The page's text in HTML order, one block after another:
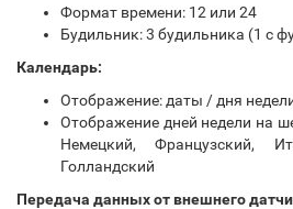
Формат времени: 12 или 24
Будильник: 3 будильника (1 с
Календарь:
Отображение: даты / дня
Отображение дней недели на
Немецкий, Французский,
Голландский
Передача данных от внешнего